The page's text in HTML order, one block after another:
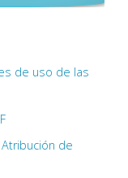
de uso de las
de